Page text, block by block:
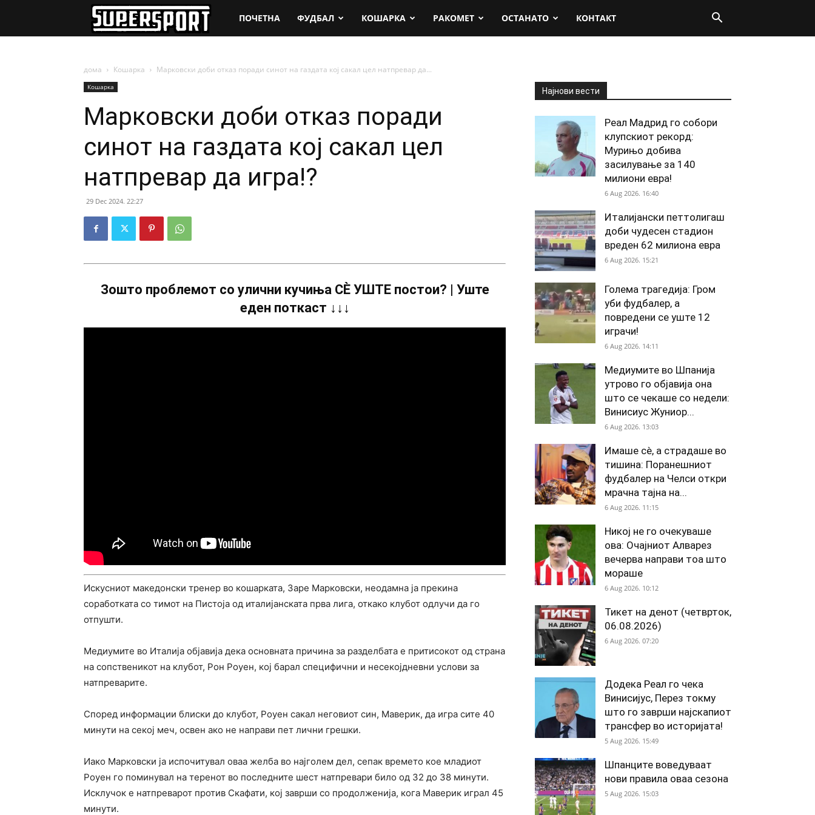
SuperSport.mk
ПОЧЕТНА ФУДБАЛ КОШАРКА РАКОМЕТ ОСТАНАТО КОНТАКТ
дома Кошарка Марковски доби отказ поради синот на газдата кој сакал цел натпревар да...
Кошарка
Марковски доби отказ поради
синот на газдата кој сакал цел
натпревар да игра!?
29 Dec 2024. 22:27
Зошто проблемот со улични кучиња СÈ УШТЕ постои? | Уште
еден поткаст ↓↓↓
Искусниот македонски тренер во кошарката, Заре Марковски, неодамна ја прекина
соработката со тимот на Пистоја од италијанската прва лига, откако клубот одлучи да го
отпушти.
Медиумите во Италија објавија дека основната причина за разделбата е притисокот од страна
на сопственикот на клубот, Рон Роуен, кој барал специфични и несекојдневни услови за
натпреварите.
Според информации блиски до клубот, Роуен сакал неговиот син, Маверик, да игра сите 40
минути на секој меч, освен ако не направи пет лични грешки.
Иако Марковски ја испочитувал оваа желба во најголем дел, сепак времето кое младиот
Роуен го поминувал на теренот во последните шест натпревари било од 32 до 38 минути.
Исклучок е натпреварот против Скафати, кој заврши со продолженија, кога Маверик играл 45
минути.
Најнови вести
Реал Мадрид го собори
клупскиот рекорд:
Мурињо добива
засилување за 140
милиони евра!
6 Aug 2026. 16:40
Италијански петтолигаш
доби чудесен стадион
вреден 62 милиона евра
6 Aug 2026. 15:21
Голема трагедија: Гром
уби фудбалер, а
повредени се уште 12
играчи!
6 Aug 2026. 14:11
Медиумите во Шпанија
утрово го објавија она
што се чекаше со недели:
Винисиус Жуниор...
6 Aug 2026. 13:03
Имаше сè, а страдаше во
тишина: Поранешниот
фудбалер на Челси откри
мрачна тајна на...
6 Aug 2026. 11:15
Никој не го очекуваше
ова: Очајниот Алварез
вечерва направи тоа што
мораше
6 Aug 2026. 10:12
Тикет на денот (четврток,
06.08.2026)
6 Aug 2026. 07:20
Додека Реал го чека
Винисијус, Перез токму
што го заврши најскапиот
трансфер во историјата!
5 Aug 2026. 15:49
Шпанците воведуваат
нови правила оваа сезона
5 Aug 2026. 15:03